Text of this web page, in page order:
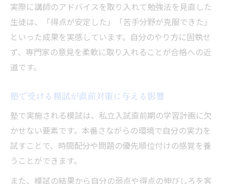
実際に講師のアドバイスを取り入れて勉強法を見直した
生徒は、「得点が安定した」「苦手分野が克服できた」
といった成果を実感しています。自分のやり方に固執せ
ず、専門家の意見を柔軟に取り入れることが合格への近
道です。
塾で受ける模試が直前対策に与える影響
塾で実施される模試は、私立入試直前期の学習計画に欠
かせない要素です。本番さながらの環境で自分の実力を
試すことで、時間配分や問題の優先順位付けの感覚を養
うことができます。
また、模試の結果から自分の弱点や得点の伸びしろを客